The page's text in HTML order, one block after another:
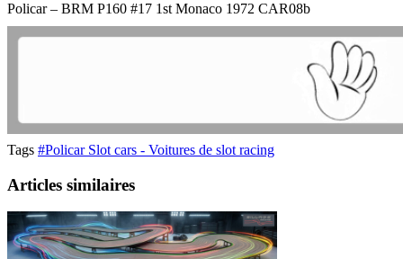
Policar – BRM P160 #17 1st Monaco 1972 CAR08b
Tags #Policar Slot cars - Voitures de slot racing
Articles similaires